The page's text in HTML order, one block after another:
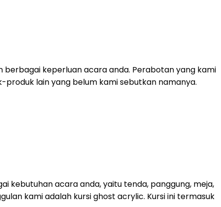
keperluan acara anda. Perabotan yang kami
produk lain yang belum kami sebutkan namanya.
kebutuhan acara anda, yaitu tenda, panggung, meja,
kami adalah kursi ghost acrylic. Kursi ini termasuk